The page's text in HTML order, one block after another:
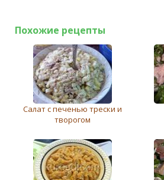
Похожие рецепты
Салат с печенью трески и
творогом